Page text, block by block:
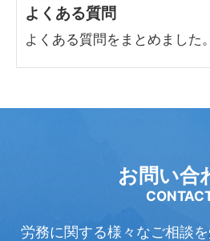
よくある質問
よくある質問をまとめました。
お問い合
労務に関する様々なご相談